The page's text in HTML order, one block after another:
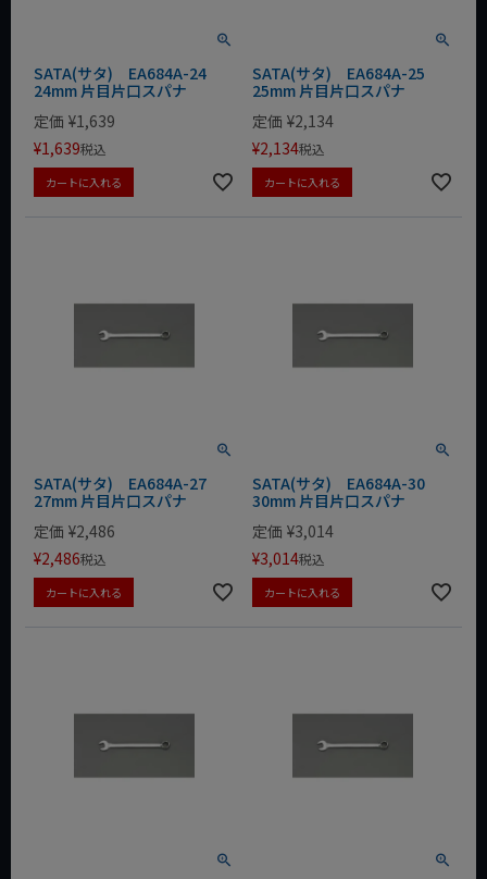
SATA(サタ) EA684A-24
24mm 片目片口スパナ
定価 ¥1,639
¥1,639税込
カートに入れる
SATA(サタ) EA684A-25
25mm 片目片口スパナ
定価 ¥2,134
¥2,134税込
カートに入れる
SATA(サタ) EA684A-27
27mm 片目片口スパナ
定価 ¥2,486
¥2,486税込
カートに入れる
SATA(サタ) EA684A-30
30mm 片目片口スパナ
定価 ¥3,014
¥3,014税込
カートに入れる